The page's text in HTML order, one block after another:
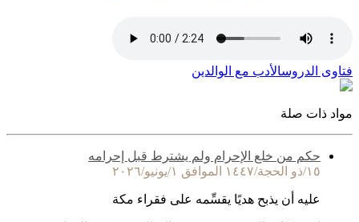
فتاوى الدروسالأدب مع الوالدين
مواد ذات صلة
حكم من خلع الإحرام ولم يشترط قبل إحرامه
١٥/ذو الحجة/١٤٤٧ الموافق ١/يونيو/٢٠٢٦
عليه أن يذبح هديًا يقسِّمه على فقراء مكة